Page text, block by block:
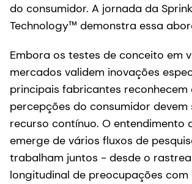
do consumidor. A jornada da
Technology™ demonstra essa
Embora os testes de conceito em
mercados validem inovações
principais fabricantes reconhecem
percepções do consumidor devem
recurso contínuo. O entendimento
emerge de vários fluxos de
trabalham juntos - desde o
longitudinal de preocupações com